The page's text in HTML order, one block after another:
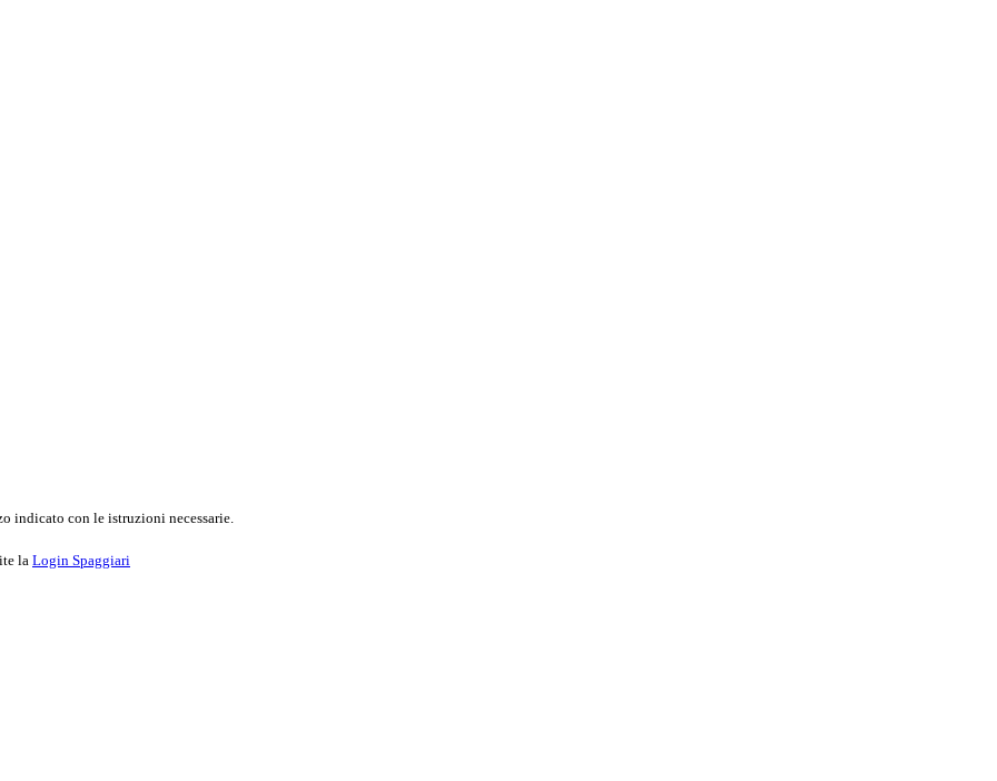
indicato con le istruzioni necessarie.
la Login Spaggiari